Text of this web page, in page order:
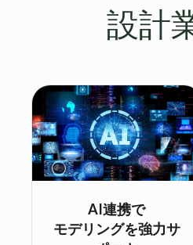
設計
AI連携で
モデリングを強力サ